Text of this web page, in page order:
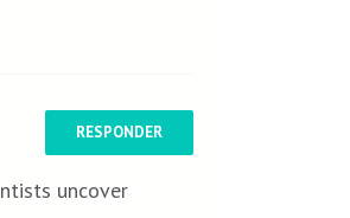
uncover
RESPONDER